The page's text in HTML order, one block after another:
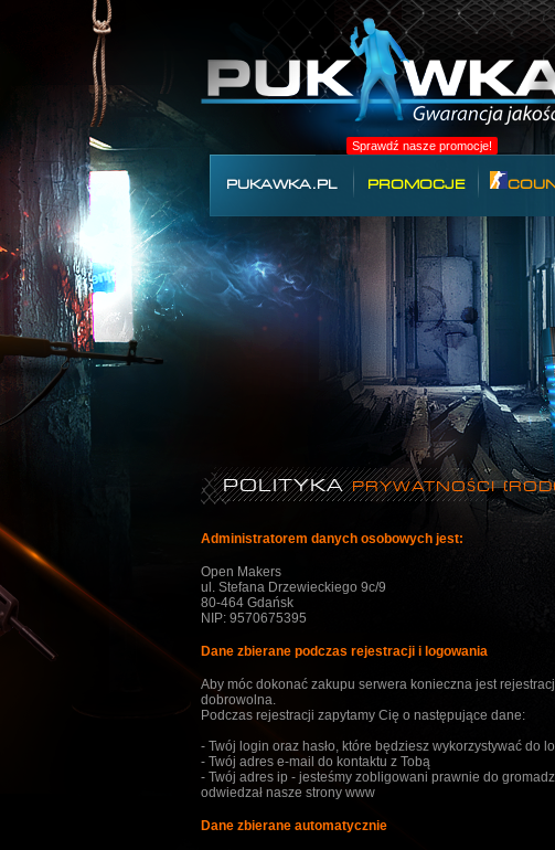
Sprawdź nasze promocje!
PUKAWKA.PL PROMOCJE
POLITYKAPRYWATNOŚCI
Administratorem danych osobowych jest:
Open Makers
ul. Stefana Drzewieckiego 9c/9
80-464 Gdańsk
NIP: 9570675395
Dane zbierane podczas rejestracji i logowania
Aby móc dokonać zakupu serwera konieczna jest
dobrowolna.
Podczas rejestracji zapytamy Cię o następujące dane:
- Twój login oraz hasło, które będziesz wykorzystywać do
- Twój adres e-mail do kontaktu z Tobą
- Twój adres ip - jesteśmy zobligowani prawnie do
odwiedzał nasze strony www
Dane zbierane automatycznie